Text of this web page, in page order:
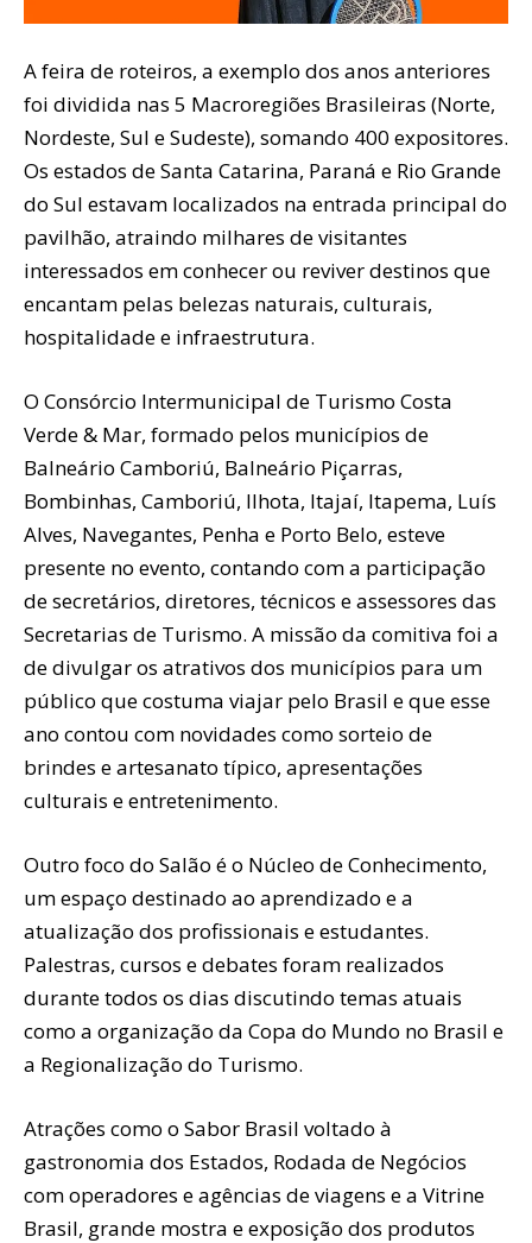
A feira de roteiros, a exemplo dos anos anteriores
foi dividida nas 5 Macroregiões Brasileiras (Norte,
Nordeste, Sul e Sudeste), somando 400 expositores.
Os estados de Santa Catarina, Paraná e Rio Grande
do Sul estavam localizados na entrada principal do
pavilhão, atraindo milhares de visitantes
interessados em conhecer ou reviver destinos que
encantam pelas belezas naturais, culturais,
hospitalidade e infraestrutura.
O Consórcio Intermunicipal de Turismo Costa
Verde & Mar, formado pelos municípios de
Balneário Camboriú, Balneário Piçarras,
Bombinhas, Camboriú, Ilhota, Itajaí, Itapema, Luís
Alves, Navegantes, Penha e Porto Belo, esteve
presente no evento, contando com a participação
de secretários, diretores, técnicos e assessores das
Secretarias de Turismo. A missão da comitiva foi a
de divulgar os atrativos dos municípios para um
público que costuma viajar pelo Brasil e que esse
ano contou com novidades como sorteio de
brindes e artesanato típico, apresentações
culturais e entretenimento.
Outro foco do Salão é o Núcleo de Conhecimento,
um espaço destinado ao aprendizado e a
atualização dos profissionais e estudantes.
Palestras, cursos e debates foram realizados
durante todos os dias discutindo temas atuais
como a organização da Copa do Mundo no Brasil e
a Regionalização do Turismo.
Atrações como o Sabor Brasil voltado à
gastronomia dos Estados, Rodada de Negócios
com operadores e agências de viagens e a Vitrine
Brasil, grande mostra e exposição dos produtos